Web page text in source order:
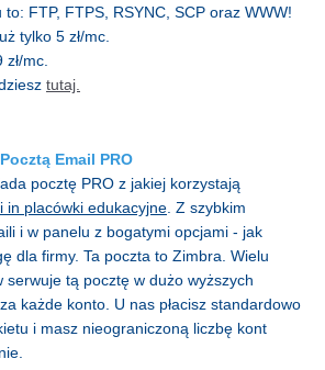
to: FTP, FTPS, RSYNC, SCP oraz WWW!
tylko 5 zł/mc.
mc.
tutaj.
Email PRO
pocztę PRO z jakiej korzystają
in placówki edukacyjne . Z szybkim
i w panelu z bogatymi opcjami - jak
dla firmy. Ta poczta to Zimbra. Wielu
serwuje tą pocztę w dużo wyższych
każde konto. U nas płacisz standardowo
i masz nieograniczoną liczbę kont